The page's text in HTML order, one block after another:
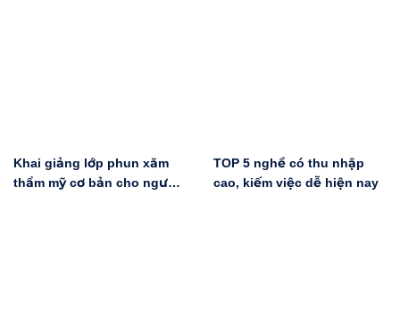
Khai giảng lớp phun xăm
thẩm mỹ cơ bản cho người
TOP 5 nghề có thu nhập
cao, kiếm việc dễ hiện nay